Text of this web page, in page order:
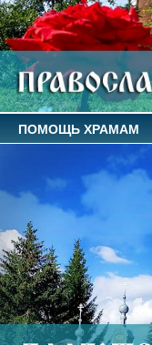
ПОМОЩЬ ХРАМАМ